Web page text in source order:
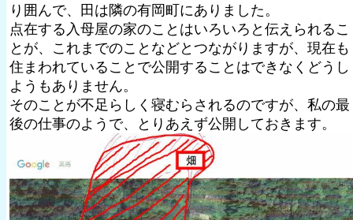
り囲んで、田は隣の有岡町にありました。
点在する入母屋の家のことはいろいろと伝えられるこ
とが、これまでのことなどとつながりますが、現在も
住まわれていることで公開することはできなくどうし
ようもありません。
そのことが不足らしく寝むらされるのですが、私の最
後の仕事のようで、とりあえず公開しておきます。